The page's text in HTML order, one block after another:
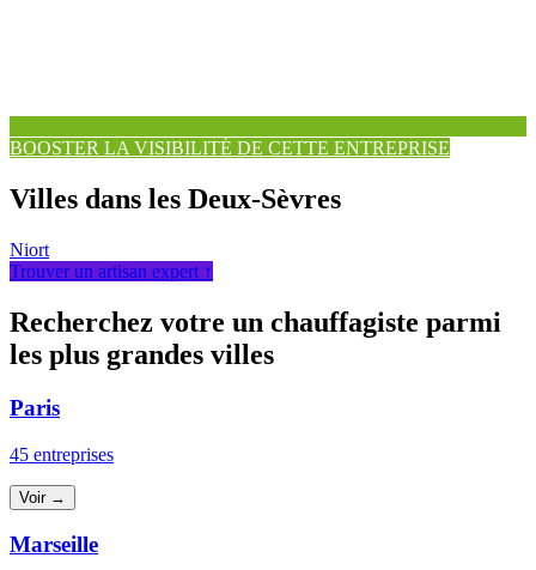
BOOSTER LA VISIBILITÉ DE CETTE ENTREPRISE
Villes dans les Deux-Sèvres
Niort
Trouver un artisan expert ↑
Recherchez votre un chauffagiste parmi
les plus grandes villes
Paris
45 entreprises
Voir →
Marseille